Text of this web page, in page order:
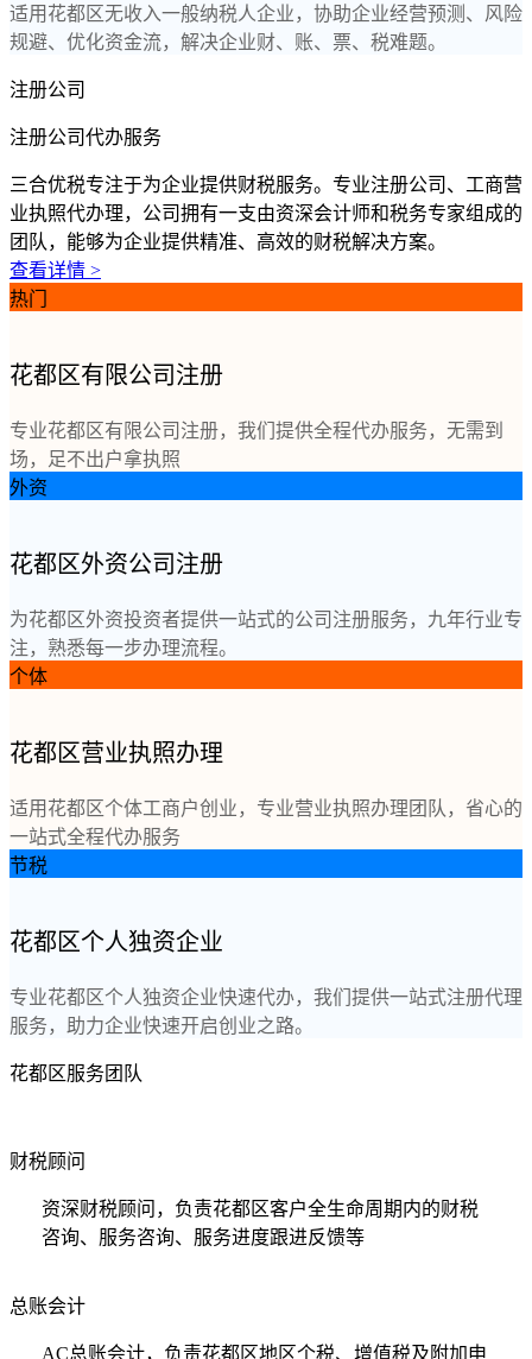
适用花都区无收入一般纳税人企业，协助企业经营预测、风险
规避、优化资金流，解决企业财、账、票、税难题。
注册公司
注册公司代办服务
三合优税专注于为企业提供财税服务。专业注册公司、工商营
业执照代办理，公司拥有一支由资深会计师和税务专家组成的
团队，能够为企业提供精准、高效的财税解决方案。
查看详情 >
热门
花都区有限公司注册
专业花都区有限公司注册，我们提供全程代办服务，无需到
场，足不出户拿执照
外资
花都区外资公司注册
为花都区外资投资者提供一站式的公司注册服务，九年行业专
注，熟悉每一步办理流程。
个体
花都区营业执照办理
适用花都区个体工商户创业，专业营业执照办理团队，省心的
一站式全程代办服务
节税
花都区个人独资企业
专业花都区个人独资企业快速代办，我们提供一站式注册代理
服务，助力企业快速开启创业之路。
花都区服务团队
财税顾问
资深财税顾问，负责花都区客户全生命周期内的财税
咨询、服务咨询、服务进度跟进反馈等
总账会计
AC总账会计，负责花都区地区个税、增值税及附加申